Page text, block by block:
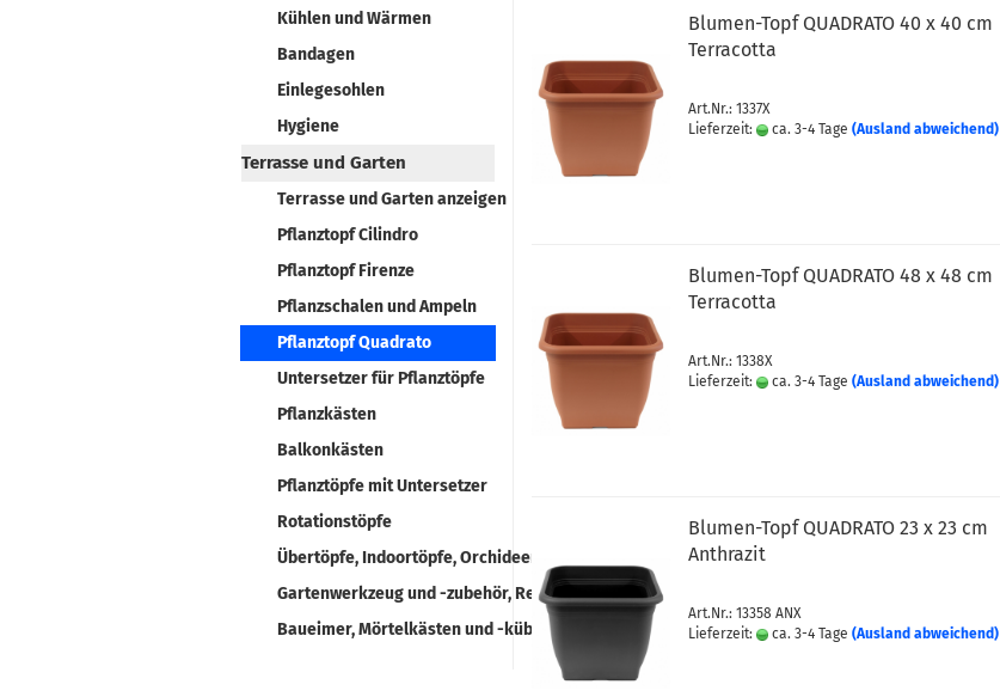
Kühlen und Wärmen
Bandagen
Einlegesohlen
Hygiene
Terrasse und Garten
Terrasse und Garten anzeigen
Pflanztopf Cilindro
Pflanztopf Firenze
Pflanzschalen und Ampeln
Pflanztopf Quadrato
Untersetzer für Pflanztöpfe
Pflanzkästen
Balkonkästen
Pflanztöpfe mit Untersetzer
Rotationstöpfe
Übertöpfe, Indoortöpfe, Orchideentöpfe, Grabvasen, Pflanzenroller
Gartenwerkzeug und -zubehör, Regentonnen, Gießkannen
Baueimer, Mörtelkästen und -kübel
Blumen-Topf QUADRATO 40 x 40 cm
Terracotta
Art.Nr.: 1337X
Lieferzeit:
ca. 3-4 Tage (Ausland abweichend)
Blumen-Topf QUADRATO 48 x 48 cm
Terracotta
Art.Nr.: 1338X
Lieferzeit:
ca. 3-4 Tage (Ausland abweichend)
Blumen-Topf QUADRATO 23 x 23 cm
Anthrazit
Art.Nr.: 13358 ANX
Lieferzeit:
ca. 3-4 Tage (Ausland abweichend)